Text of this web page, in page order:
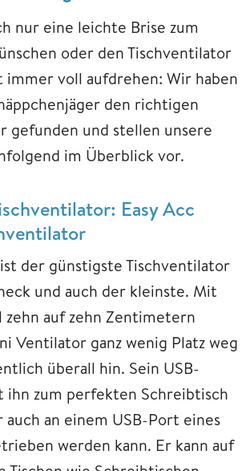
nur eine leichte Brise zum
oder den Tischventilator
immer voll aufdrehen: Wir haben
den richtigen
gefunden und stellen unsere
im Überblick vor.
Easy Acc
der günstigste Tischventilator
und auch der kleinste. Mit
zehn auf zehn Zentimetern
Ventilator ganz wenig Platz weg
überall hin. Sein USB-
ihn zum perfekten Schreibtisch
auch an einem USB-Port eines
werden kann. Er kann auf